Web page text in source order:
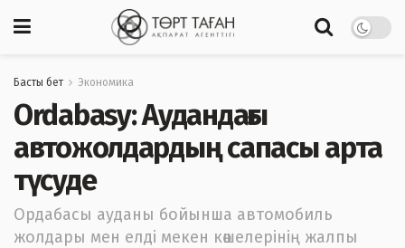
Басты бет Экономика
Ordabasy: Аудандағы
автожолдардың сапасы арта
түсуде
Ордабасы ауданы бойынша автомобиль
жолдары мен елді мекен көшелерінің жалпы